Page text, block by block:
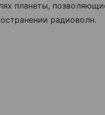
планеты,
радиоволн.